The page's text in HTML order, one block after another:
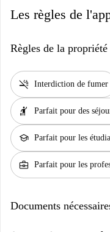
Les règles de
Règles de la propriété
smoke_free Interdiction de fumer
hail Parfait pour des
school Parfait pour les
business_center Parfait pour les
Documents